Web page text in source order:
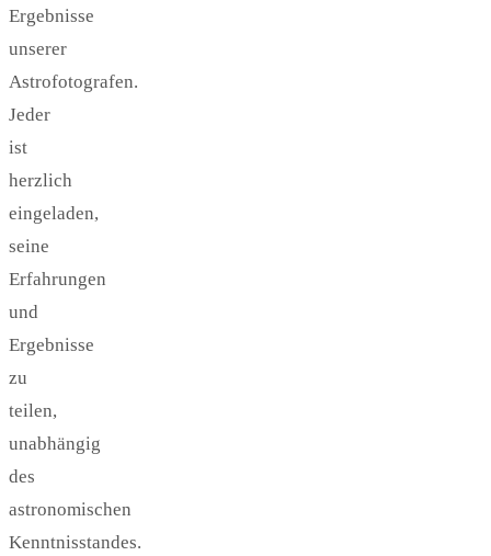
Ergebnisse
unserer
Astrofotografen.
Jeder
ist
herzlich
eingeladen,
seine
Erfahrungen
und
Ergebnisse
zu
teilen,
unabhängig
des
astronomischen
Kenntnisstandes.